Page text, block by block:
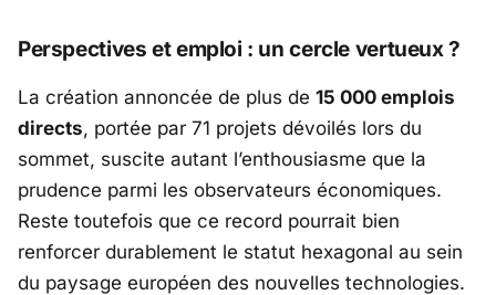
Perspectives et emploi : un cercle vertueux ?
La création annoncée de plus de 15 000 emplois
directs, portée par 71 projets dévoilés lors du
sommet, suscite autant l’enthousiasme que la
prudence parmi les observateurs économiques.
Reste toutefois que ce record pourrait bien
renforcer durablement le statut hexagonal au sein
du paysage européen des nouvelles technologies.